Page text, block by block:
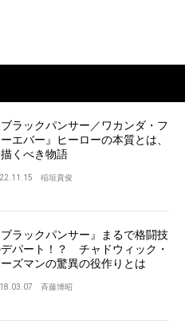
ブラックパンサー／ワカンダ・フ
エバー』ヒーローの本質とは、
くべき物語
稲垣貴俊
ブラックパンサー』まるで格闘技
パート！？ チャドウィック・
ズマンの驚異の役作りとは
斉藤博昭